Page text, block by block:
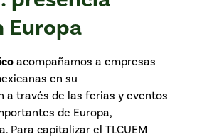
Europa
acompañamos a empresas
en su
a través de las ferias y eventos
de Europa,
Para capitalizar el TLCUEM